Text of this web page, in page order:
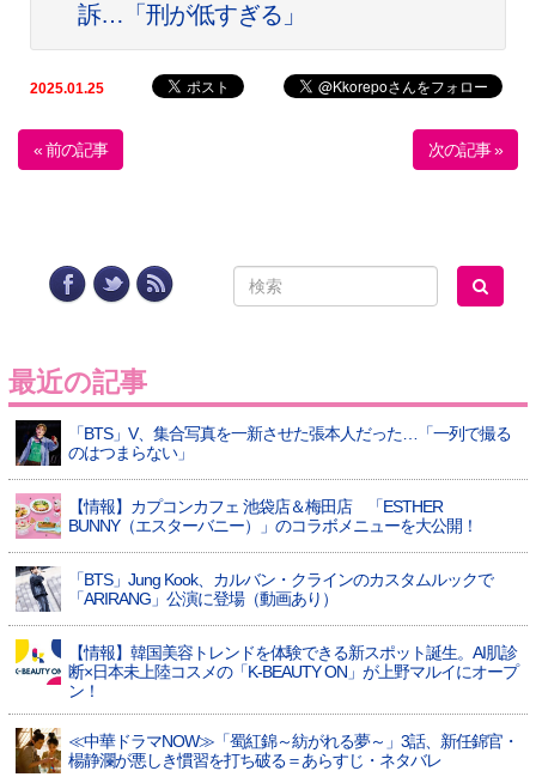
訴…「刑が低すぎる」
2025.01.25
« 前の記事 次の記事 »
最近の記事
「BTS」V、集合写真を一新させた張本人だった…「一列で撮る
のはつまらない」
【情報】カプコンカフェ 池袋店＆梅田店 「ESTHER
BUNNY（エスターバニー）」のコラボメニューを大公開！
「BTS」Jung Kook、カルバン・クラインのカスタムルックで
「ARIRANG」公演に登場（動画あり）
【情報】韓国美容トレンドを体験できる新スポット誕生。AI肌診
断×日本未上陸コスメの「K-BEAUTY ON」が上野マルイにオープ
ン！
≪中華ドラマNOW≫「蜀紅錦～紡がれる夢～」3話、新任錦官・
楊静瀾が悪しき慣習を打ち破る＝あらすじ・ネタバレ